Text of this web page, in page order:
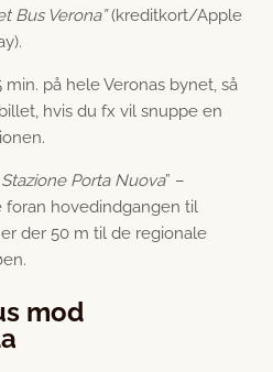
Bus Verona”(kreditkort/Apple
på hele Veronas bynet, så
hvis du fx vil snuppe en
Stazione Porta Nuova” –
foran hovedindgangen til
der 50 m til de regionale
mod